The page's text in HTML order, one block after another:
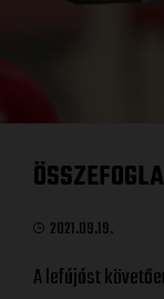
2021.09.19.
A lefújást